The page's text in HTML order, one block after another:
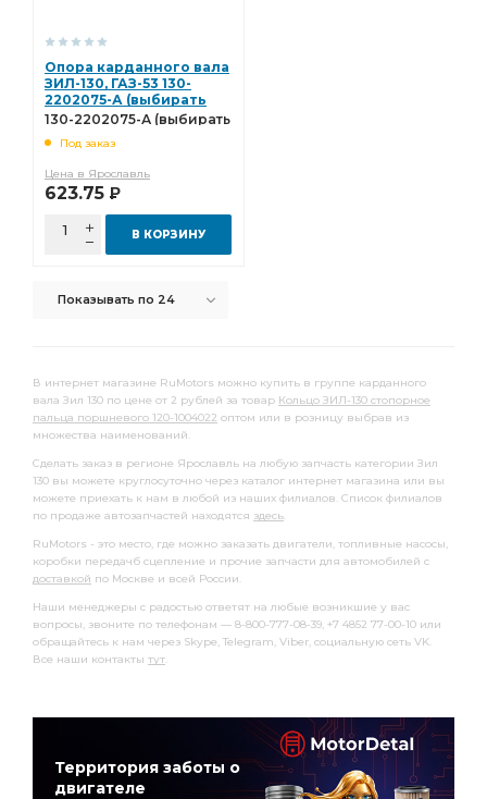
Опора карданного вала
ЗИЛ-130, ГАЗ-53 130-
2202075-А (выбирать
130-2202080)
130-2202075-А (выбирать
Под заказ
Цена в Ярославль
623.75 Р
В КОРЗИНУ
Показывать по 24
В интернет магазине RuMotors можно купить в группе карданного
вала Зил 130 по цене от 2 рублей за товар Кольцо ЗИЛ-130 стопорное
пальца поршневого 120-1004022 оптом или в розницу выбрав из
множества наименований.
Сделать заказ в регионе Ярославль на любую запчасть категории Зил
130 вы можете круглосуточно через каталог интернет магазина или вы
можете приехать к нам в любой из наших филиалов. Список филиалов
по продаже автозапчастей находятся здесь.
RuMotors - это место, где можно заказать двигатели, топливные насосы,
коробки передачб сцепление и прочие запчасти для автомобилей с
доставкой по Москве и всей России.
Наши менеджеры с радостью ответят на любые возникшие у вас
вопросы, звоните по телефонам — 8-800-777-08-39, +7 4852 77-00-10 или
обращайтесь к нам через Skype, Telegram, Viber, социальную сеть VK.
Все наши контакты тут.
Территория заботы о
двигателе